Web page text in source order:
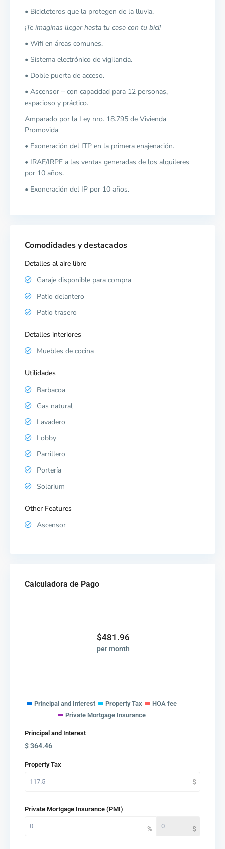
• Bicicleteros que la protegen de la lluvia.
¡Te imaginas llegar hasta tu casa con tu bici!
• Wifi en áreas comunes.
• Sistema electrónico de vigilancia.
• Doble puerta de acceso.
• Ascensor – con capacidad para 12 personas,
espacioso y práctico.
Amparado por la Ley nro. 18.795 de Vivienda
Promovida
• Exoneración del ITP en la primera enajenación.
• IRAE/IRPF a las ventas generadas de los alquileres
por 10 años.
• Exoneración del IP por 10 años.
Comodidades y destacados
Detalles al aire libre
Garaje disponible para compra
Patio delantero
Patio trasero
Detalles interiores
Muebles de cocina
Utilidades
Barbacoa
Gas natural
Lavadero
Lobby
Parrillero
Portería
Solarium
Other Features
Ascensor
Calculadora de Pago
$481.96
per month
Principal and Interest Property Tax
HOA fee
Private Mortgage Insurance
Principal and Interest
$364.46
Property Tax
Private Mortgage Insurance (PMI)